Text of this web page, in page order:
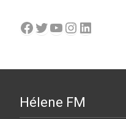
Facebook
Twitter
YouTube
Instagram
LinkedIn
Hélene FM